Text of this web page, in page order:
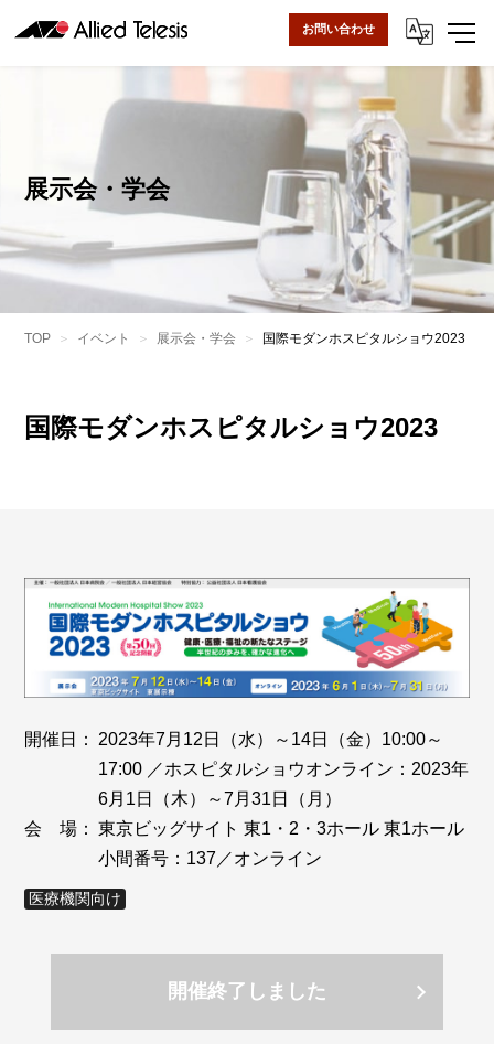
お問い合わせ
展示会・学会
TOP イベント 展示会・学会 国際モダンホスピタルショウ2023
国際モダンホスピタルショウ2023
開催日：
2023年7月12日（水）～14日（金）10:00～
17:00 ／ホスピタルショウオンライン：2023年
6月1日（木）～7月31日（月）
会 場：
東京ビッグサイト 東1・2・3ホール 東1ホール
小間番号：137／オンライン
医療機関向け
開催終了しました